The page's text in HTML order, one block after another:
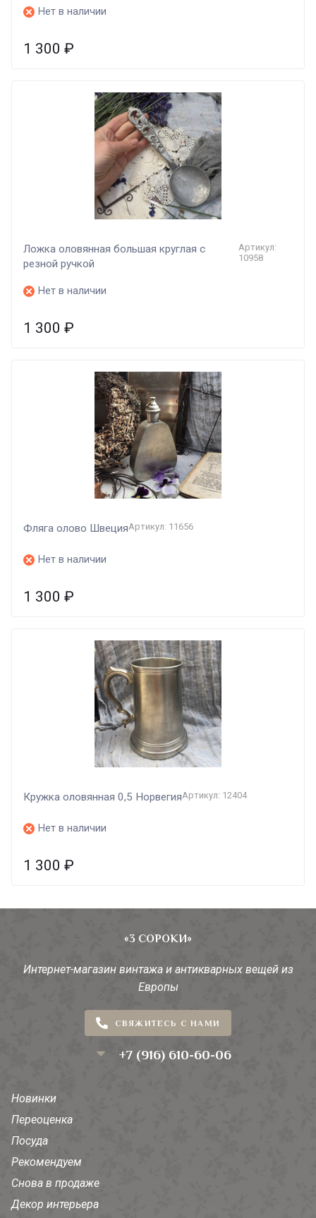
Нет в наличии
1 300 ₽
Ложка оловянная большая круглая с
резной ручкой
Артикул:
10958
Нет в наличии
1 300 ₽
Фляга олово ШвецияАртикул: 11656
Нет в наличии
1 300 ₽
Кружка оловянная 0,5 НорвегияАртикул: 12404
Нет в наличии
1 300 ₽
«3 СОРОКИ»
Интернет-магазин винтажа и антикварных вещей из
Европы
СВЯЖИТЕСЬ С НАМИ
+7 (916) 610-60-06
Новинки
Переоценка
Посуда
Рекомендуем
Снова в продаже
Декор интерьера